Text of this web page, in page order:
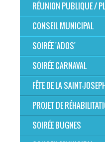
RÉUNION PUBLIQUE /
CONSEIL MUNICIPAL
SOIRÉE 'ADOS'
SOIRÉE CARNAVAL
FÊTE DE LA SAINT-
PROJET DE
SOIRÉE BUGNES